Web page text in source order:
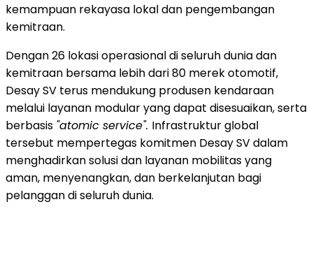
kemampuan rekayasa lokal dan pengembangan
kemitraan.
Dengan 26 lokasi operasional di seluruh dunia dan
kemitraan bersama lebih dari 80 merek otomotif,
Desay SV terus mendukung produsen kendaraan
melalui layanan modular yang dapat disesuaikan, serta
berbasis "atomic service". Infrastruktur global
tersebut mempertegas komitmen Desay SV dalam
menghadirkan solusi dan layanan mobilitas yang
aman, menyenangkan, dan berkelanjutan bagi
pelanggan di seluruh dunia.